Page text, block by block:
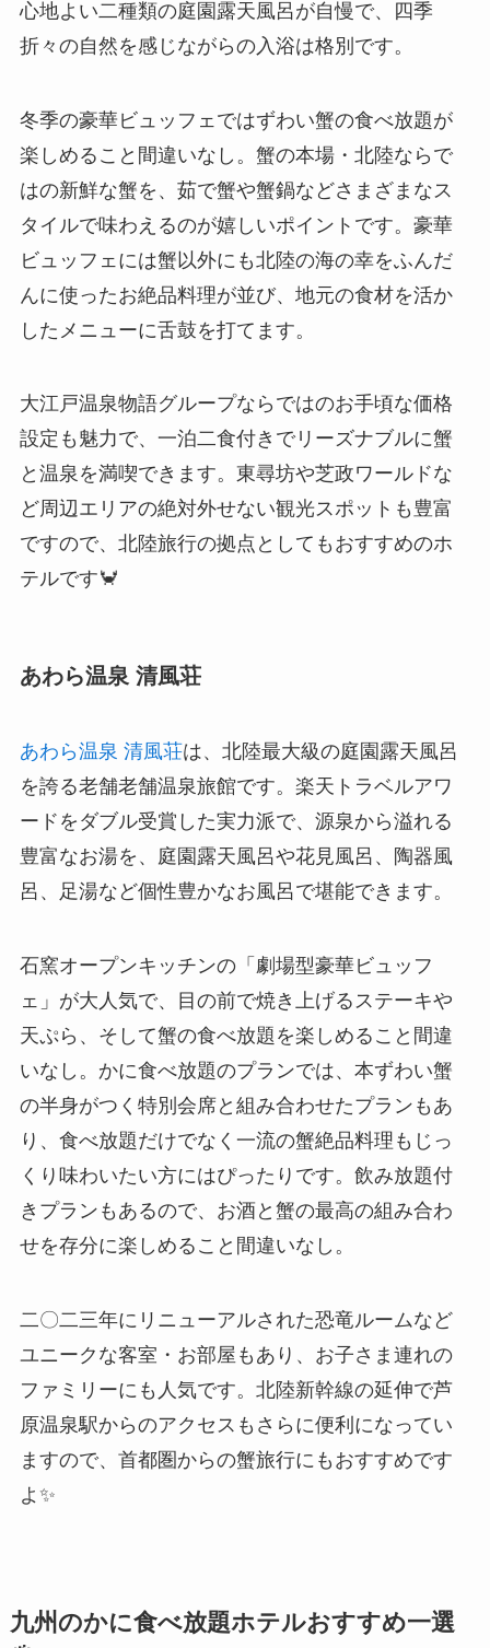
心地よい二種類の庭園露天風呂が自慢で、四季
折々の自然を感じながらの入浴は格別です。
冬季の豪華ビュッフェではずわい蟹の食べ放題が
楽しめること間違いなし。蟹の本場・北陸ならで
はの新鮮な蟹を、茹で蟹や蟹鍋などさまざまなス
タイルで味わえるのが嬉しいポイントです。豪華
ビュッフェには蟹以外にも北陸の海の幸をふんだ
んに使ったお絶品料理が並び、地元の食材を活か
したメニューに舌鼓を打てます。
大江戸温泉物語グループならではのお手頃な価格
設定も魅力で、一泊二食付きでリーズナブルに蟹
と温泉を満喫できます。東尋坊や芝政ワールドな
ど周辺エリアの絶対外せない観光スポットも豊富
ですので、北陸旅行の拠点としてもおすすめのホ
テルです🦀
あわら温泉 清風荘
あわら温泉 清風荘は、北陸最大級の庭園露天風呂
を誇る老舗老舗温泉旅館です。楽天トラベルアワ
ードをダブル受賞した実力派で、源泉から溢れる
豊富なお湯を、庭園露天風呂や花見風呂、陶器風
呂、足湯など個性豊かなお風呂で堪能できます。
石窯オープンキッチンの「劇場型豪華ビュッフ
ェ」が大人気で、目の前で焼き上げるステーキや
天ぷら、そして蟹の食べ放題を楽しめること間違
いなし。かに食べ放題のプランでは、本ずわい蟹
の半身がつく特別会席と組み合わせたプランもあ
り、食べ放題だけでなく一流の蟹絶品料理もじっ
くり味わいたい方にはぴったりです。飲み放題付
きプランもあるので、お酒と蟹の最高の組み合わ
せを存分に楽しめること間違いなし。
二〇二三年にリニューアルされた恐竜ルームなど
ユニークな客室・お部屋もあり、お子さま連れの
ファミリーにも人気です。北陸新幹線の延伸で芦
原温泉駅からのアクセスもさらに便利になってい
ますので、首都圏からの蟹旅行にもおすすめです
よ✨
九州のかに食べ放題ホテルおすすめ一選